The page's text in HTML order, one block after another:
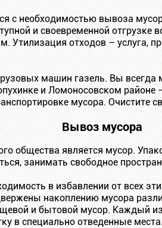
с необходимостью вывоза
и своевременной отгрузке
Утилизация отходов – услуга,
машин газель. Вы всегда
и Ломоносовском районе
мусора. Очистите
Вывоз мусора
общества является мусор.
занимать свободное
в избавлении от всех
накоплению мусора
и бытовой мусор. Каждый
в специально отведенные места.